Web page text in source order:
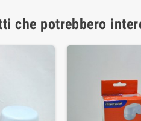
che potrebbero